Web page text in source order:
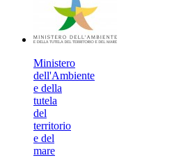
Ministero
dell'Ambiente
e della
tutela
del
territorio
e del
mare